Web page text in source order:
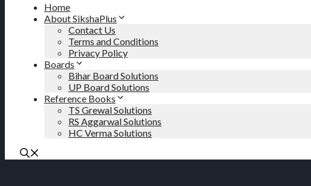
Home
About SikshaPlus
Contact Us
Terms and Conditions
Privacy Policy
Boards
Bihar Board Solutions
UP Board Solutions
Reference Books
TS Grewal Solutions
RS Aggarwal Solutions
HC Verma Solutions